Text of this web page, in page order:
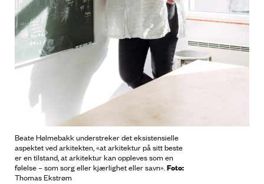
Beate Hølmebakk understreker det eksistensielle
aspektet ved arkitekten, «at arkitektur på sitt beste
er en tilstand, at arkitektur kan oppleves som en
følelse – som sorg eller kjærlighet eller savn».Foto:
Thomas Ekstrøm